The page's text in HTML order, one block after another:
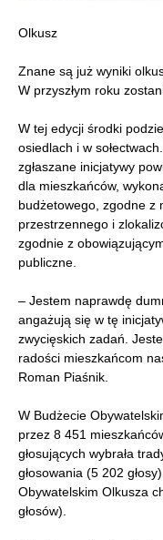
Olkusz
Znane są już wyniki
W przyszłym roku
W tej edycji środki
osiedlach i w
zgłaszane inicjatywy
dla mieszkańców,
budżetowego, zgodne z
przestrzennego i
zgodnie z
publiczne.
– Jestem naprawdę
angażują się w tę
zwycięskich zadań.
radości mieszkańcom
Roman Piaśnik.
W Budżecie
przez 8 451
głosujących wybrała
głosowania (5 202
Obywatelskim Olkusza
głosów).